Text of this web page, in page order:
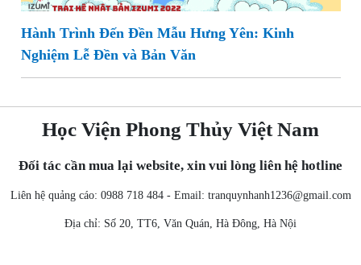
Hành Trình Đến Đền Mẫu Hưng Yên: Kinh
Nghiệm Lễ Đền và Bản Văn
Học Viện Phong Thủy Việt Nam
Đối tác cần mua lại website, xin vui lòng liên hệ hotline
Liên hệ quảng cáo: 0988 718 484 - Email: tranquynhanh1236@gmail.com
Địa chỉ: Số 20, TT6, Văn Quán, Hà Đông, Hà Nội